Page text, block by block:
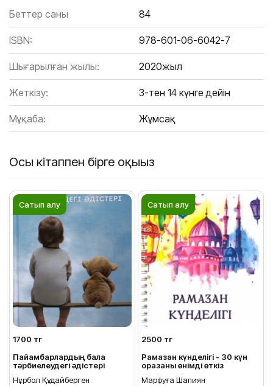
Беттер саны 84
ISBN: 978-601-06-6042-7
Шығарылған жылы: 2020жыл
Жеткізу: 3-тен 14 күнге дейін
Мұқаба: Жұмсақ
Осы кітаппен бірге оқыңыз
Сатып алу
1700 тг
Пайғамбарлардың бала
тәрбиелеудегі әдістері
Нұрбол Құдайберген
Сатып алу
2500 тг
Рамазан күнделігі - 30 күн
оразаны өнімді өткіз
Марфуға Шапиян